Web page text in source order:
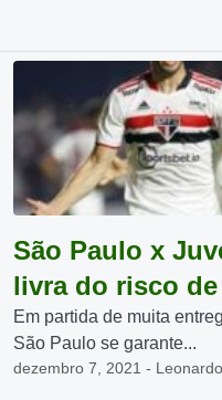
São Paulo x
livra do risco
Em partida de muita
São Paulo se garante...
dezembro 7, 2021 -